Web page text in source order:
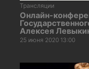
Трансляции
Онлайн-
Алексея
25 июня 2020 13:00